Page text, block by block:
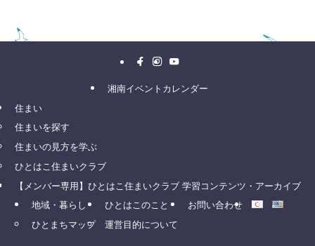
湘南イベントカレンダー
住まい
住まいを探す
住まいの見方を学ぶ
ひとはこ住まいクラブ
【メンバー専用】ひとはこ住まいクラブ 学習コンテンツ・アーカイブ
地域・暮らし
ひとまちマップ
ひとはこのこと
運営目的について
お問い合わせ